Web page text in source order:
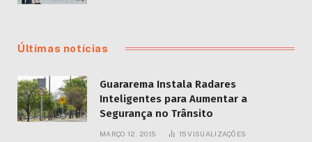
Últimas notícias
Guararema Instala Radares
Inteligentes para Aumentar a
Segurança no Trânsito
MARÇO 12, 2015 15VISUALIZAÇÕES